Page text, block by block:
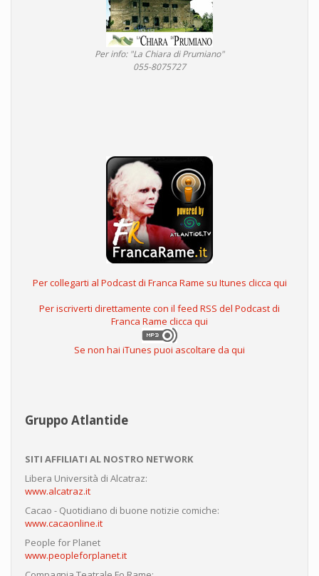
Per info: "La Chiara di Prumiano"
055-8075727
Per collegarti al Podcast di Franca Rame su Itunes clicca qui
Per iscriverti direttamente con il feed RSS del Podcast di
Franca Rame clicca qui
Se non hai iTunes puoi ascoltare da qui
Gruppo Atlantide
SITI AFFILIATI AL NOSTRO NETWORK
Libera Università di Alcatraz:
www.alcatraz.it
Cacao - Quotidiano di buone notizie comiche:
www.cacaonline.it
People for Planet
www.peopleforplanet.it